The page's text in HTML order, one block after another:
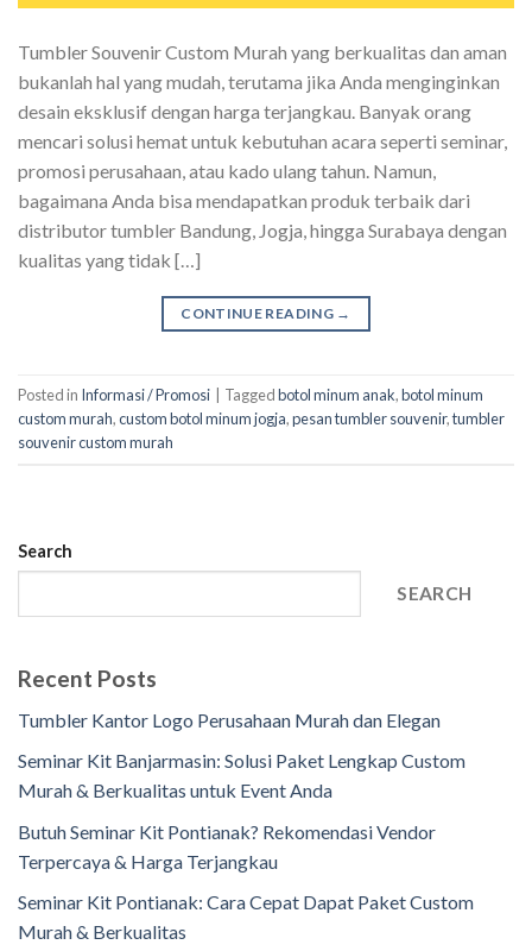
Tumbler Souvenir Custom Murah yang berkualitas dan aman
bukanlah hal yang mudah, terutama jika Anda menginginkan
desain eksklusif dengan harga terjangkau. Banyak orang
mencari solusi hemat untuk kebutuhan acara seperti seminar,
promosi perusahaan, atau kado ulang tahun. Namun,
bagaimana Anda bisa mendapatkan produk terbaik dari
distributor tumbler Bandung, Jogja, hingga Surabaya dengan
kualitas yang tidak […]
CONTINUE READING →
Posted in Informasi / Promosi Taggedbotol minum anak,botol minum
custom murah,custom botol minum jogja,pesan tumbler souvenir,tumbler
souvenir custom murah
Search
SEARCH
Recent Posts
Tumbler Kantor Logo Perusahaan Murah dan Elegan
Seminar Kit Banjarmasin: Solusi Paket Lengkap Custom
Murah & Berkualitas untuk Event Anda
Butuh Seminar Kit Pontianak? Rekomendasi Vendor
Terpercaya & Harga Terjangkau
Seminar Kit Pontianak: Cara Cepat Dapat Paket Custom
Murah & Berkualitas